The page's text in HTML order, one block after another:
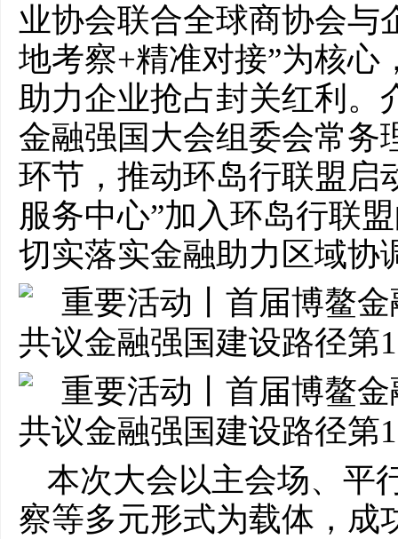
业协会联合全球商协会与
地考察+精准对接”为核
助力企业抢占封关红利。
金融强国大会组委会常务
环节，推动环岛行联盟启
服务中心”加入环岛行联
切实落实金融助力区域协
本次大会以主会场、平
察等多元形式为载体，成